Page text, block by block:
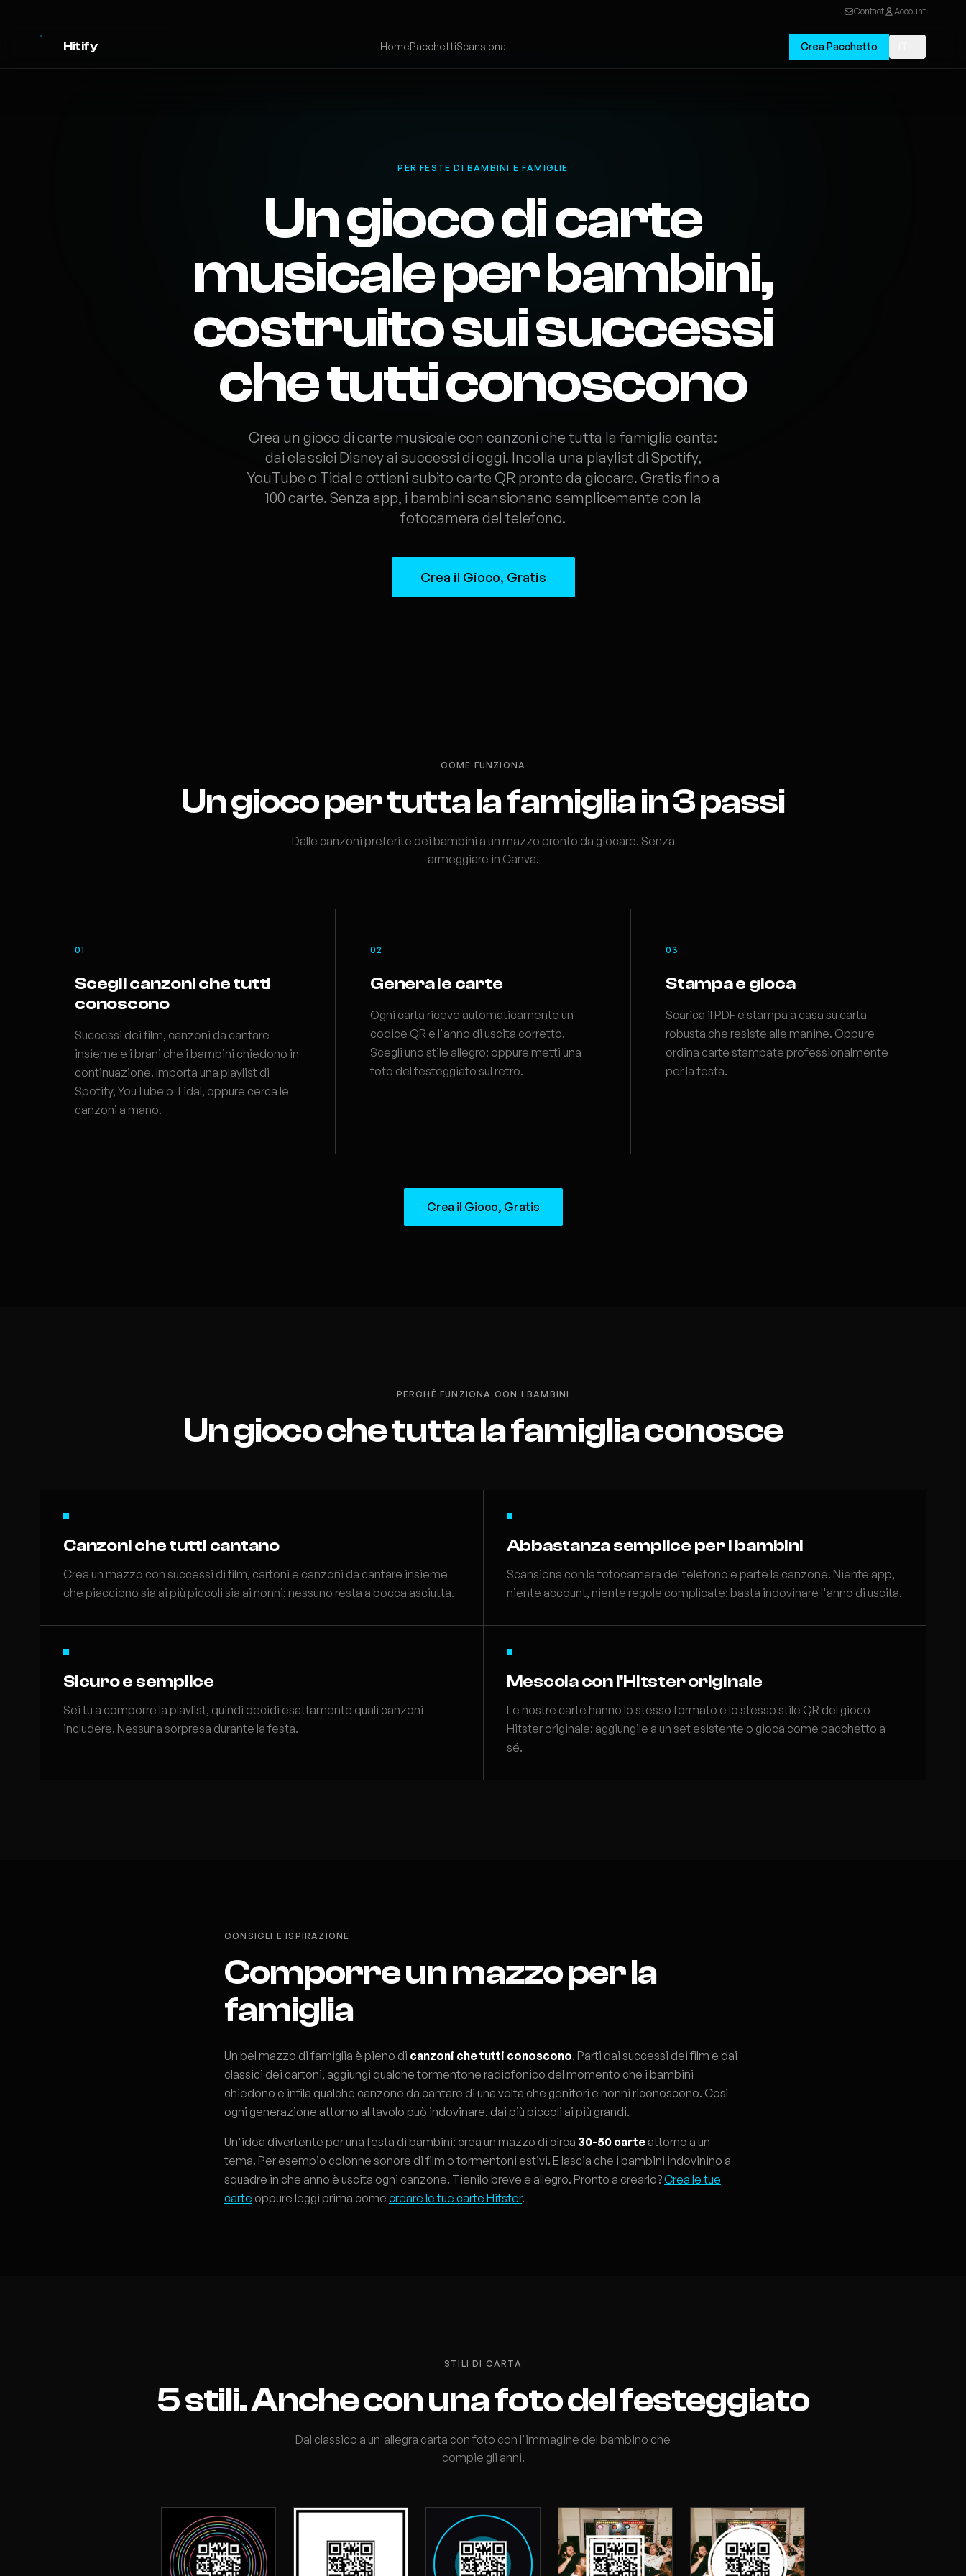
Contact Account
Hitify HomePacchettiScansiona Crea Pacchetto
PER FESTE DI BAMBINI E FAMIGLIE
Un gioco di carte
musicale per bambini,
costruito sui successi
che tutti conoscono
Crea un gioco di carte musicale con canzoni che tutta la famiglia canta:
dai classici Disney ai successi di oggi. Incolla una playlist di Spotify,
YouTube o Tidal e ottieni subito carte QR pronte da giocare. Gratis fino a
100 carte. Senza app, i bambini scansionano semplicemente con la
fotocamera del telefono.
Crea il Gioco, Gratis
COME FUNZIONA
Un gioco per tutta la famiglia in 3 passi
Dalle canzoni preferite dei bambini a un mazzo pronto da giocare. Senza
armeggiare in Canva.
01
Scegli canzoni che tutti
conoscono
Successi dei film, canzoni da cantare
insieme e i brani che i bambini chiedono in
continuazione. Importa una playlist di
Spotify, YouTube o Tidal, oppure cerca le
canzoni a mano.
02
Genera le carte
Ogni carta riceve automaticamente un
codice QR e l'anno di uscita corretto.
Scegli uno stile allegro: oppure metti una
foto del festeggiato sul retro.
03
Stampa e gioca
Scarica il PDF e stampa a casa su carta
robusta che resiste alle manine. Oppure
ordina carte stampate professionalmente
per la festa.
Crea il Gioco, Gratis
PERCHÉ FUNZIONA CON I BAMBINI
Un gioco che tutta la famiglia conosce
Canzoni che tutti cantano
Crea un mazzo con successi di film, cartoni e canzoni da cantare insieme
che piacciono sia ai più piccoli sia ai nonni: nessuno resta a bocca asciutta.
Abbastanza semplice per i bambini
Scansiona con la fotocamera del telefono e parte la canzone. Niente app,
niente account, niente regole complicate: basta indovinare l'anno di uscita.
Sicuro e semplice
Sei tu a comporre la playlist, quindi decidi esattamente quali canzoni
includere. Nessuna sorpresa durante la festa.
Mescola con l'Hitster originale
Le nostre carte hanno lo stesso formato e lo stesso stile QR del gioco
Hitster originale: aggiungile a un set esistente o gioca come pacchetto a
sé.
CONSIGLI E ISPIRAZIONE
Comporre un mazzo per la
famiglia
Un bel mazzo di famiglia è pieno di canzoni che tutti conoscono. Parti dai successi dei film e dai
classici dei cartoni, aggiungi qualche tormentone radiofonico del momento che i bambini
chiedono e infila qualche canzone da cantare di una volta che genitori e nonni riconoscono. Così
ogni generazione attorno al tavolo può indovinare, dai più piccoli ai più grandi.
Un'idea divertente per una festa di bambini: crea un mazzo di circa 30-50 carte attorno a un
tema. Per esempio colonne sonore di film o tormentoni estivi. E lascia che i bambini indovinino a
squadre in che anno è uscita ogni canzone. Tienilo breve e allegro. Pronto a crearlo?Crea le tue
carte oppure leggi prima come creare le tue carte Hitster.
STILI DI CARTA
5 stili. Anche con una foto del festeggiato
Dal classico a un'allegra carta con foto con l'immagine del bambino che
compie gli anni.